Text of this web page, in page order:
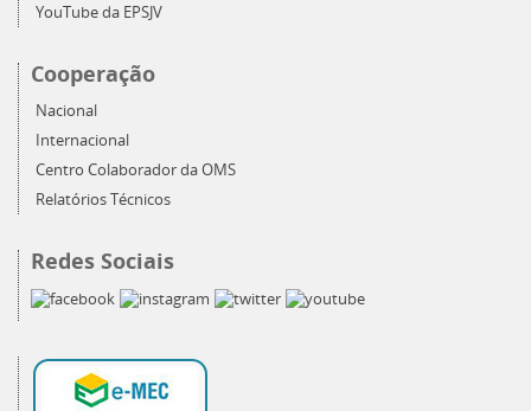
YouTube da EPSJV
Cooperação
Nacional
Internacional
Centro Colaborador da OMS
Relatórios Técnicos
Redes Sociais